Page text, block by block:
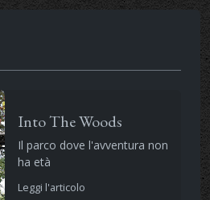
Into The Woods
Il parco dove l'avventura non
ha età
Leggi l'articolo